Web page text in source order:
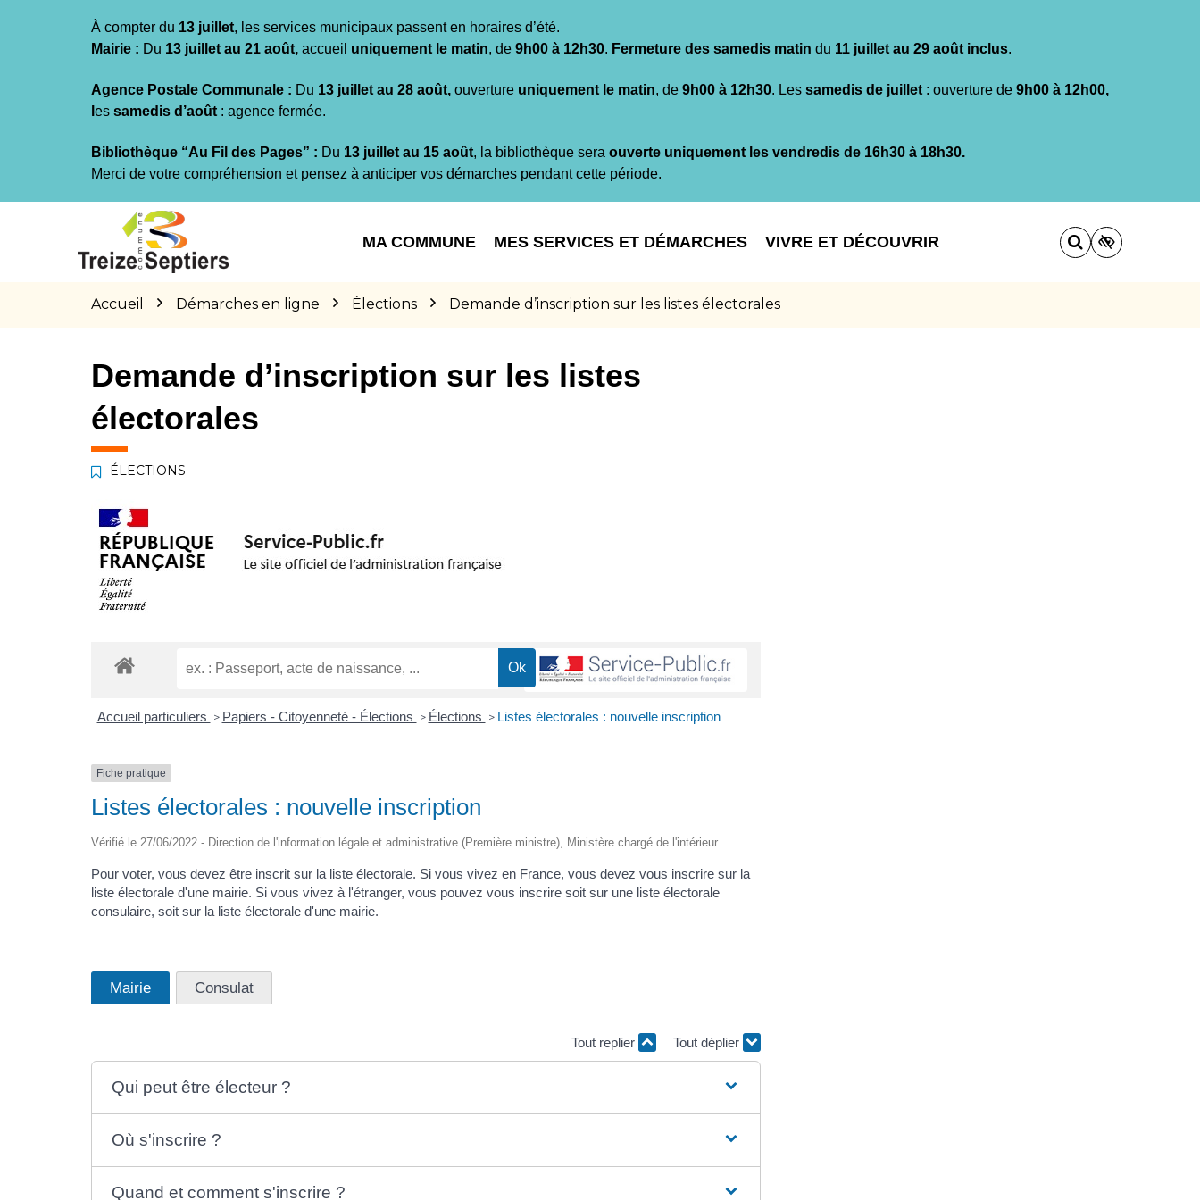
À compter du 13 juillet, les services municipaux passent en horaires d’été.
Mairie : Du 13 juillet au 21 août, accueil uniquement le matin, de 9h00 à 12h30. Fermeture des samedis matin du 11 juillet au 29 août inclus.
Agence Postale Communale : Du 13 juillet au 28 août, ouverture uniquement le matin, de 9h00 à 12h30. Les samedis de juillet : ouverture de 9h00 à 12h00,
es samedis d’août : agence fermée.
Bibliothèque “Au Fil des Pages” : Du 13 juillet au 15 août, la bibliothèque sera ouverte uniquement les vendredis de 16h30 à 18h30.
Merci de votre compréhension et pensez à anticiper vos démarches pendant cette période.
MA COMMUNE MES SERVICES ET DÉMARCHES VIVRE ET DÉCOUVRIR
Accueil Démarches en ligne Élections Demande d’inscription sur les listes électorales
Demande d’inscription sur les listes
électorales
ÉLECTIONS
Accueil particuliers > Papiers - Citoyenneté - Élections > Élections > Listes électorales : nouvelle inscription
Fiche pratique
Listes électorales : nouvelle inscription
Vérifié le 27/06/2022 - Direction de l'information légale et administrative (Première ministre), Ministère chargé de l'intérieur
Pour voter, vous devez être inscrit sur la liste électorale. Si vous vivez en France, vous devez vous inscrire sur la
liste électorale d'une mairie. Si vous vivez à l'étranger, vous pouvez vous inscrire soit sur une liste électorale
consulaire, soit sur la liste électorale d'une mairie.
Mairie Consulat
Tout replier Tout déplier
Qui peut être électeur ?
Où s'inscrire ?
Quand et comment s'inscrire ?